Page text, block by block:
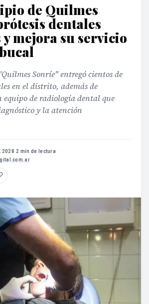
de Quilmes
dentales
mejora su servicio
Sonríe" entregó cientos de
en el distrito, además de
de radiología dental que
y la atención
2026·2 min de lectura·